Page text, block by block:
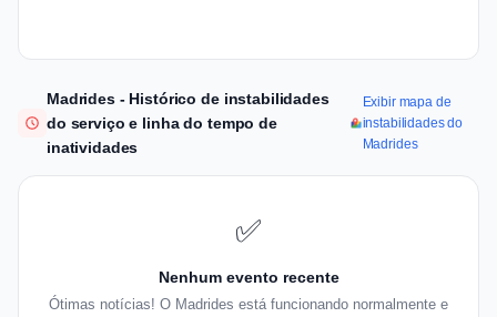
Madrides - Histórico de instabilidades
do serviço e linha do tempo de
inatividades
Exibir mapa de
instabilidades do
Madrides
✅
Nenhum evento recente
Ótimas notícias! O Madrides está funcionando normalmente e